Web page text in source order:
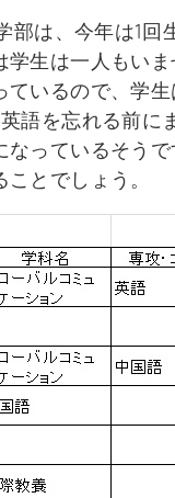
部は、今年は1回
生は一人もい
いるので、学
語を忘れる前に
っているそう
とでしょう。